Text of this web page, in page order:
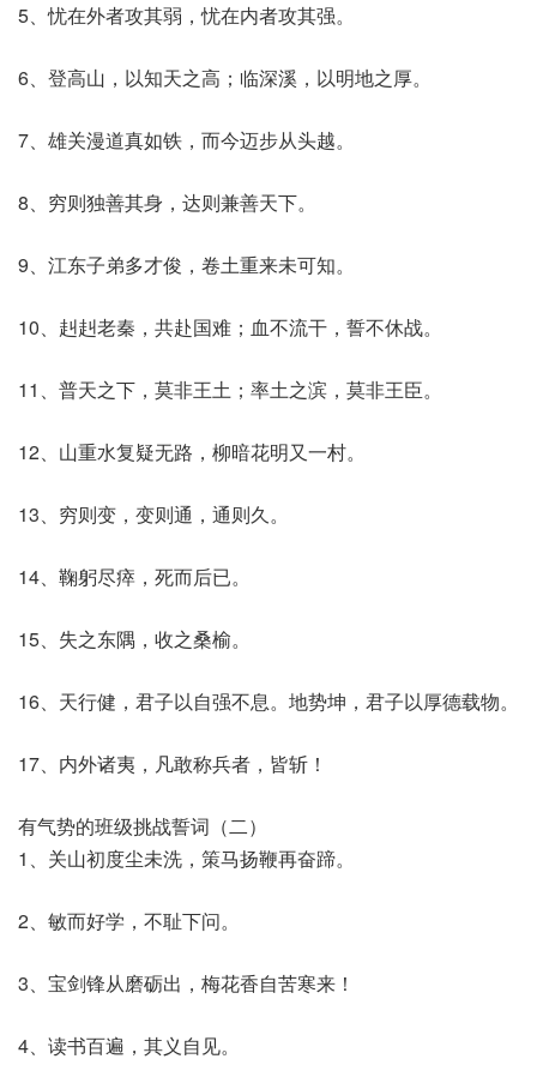
5、忧在外者攻其弱，忧在内者攻其强。
6、登高山，以知天之高；临深溪，以明地之厚。
7、雄关漫道真如铁，而今迈步从头越。
8、穷则独善其身，达则兼善天下。
9、江东子弟多才俊，卷土重来未可知。
10、赳赳老秦，共赴国难；血不流干，誓不休战。
11、普天之下，莫非王土；率土之滨，莫非王臣。
12、山重水复疑无路，柳暗花明又一村。
13、穷则变，变则通，通则久。
14、鞠躬尽瘁，死而后已。
15、失之东隅，收之桑榆。
16、天行健，君子以自强不息。地势坤，君子以厚德载物。
17、内外诸夷，凡敢称兵者，皆斩！
有气势的班级挑战誓词（二）
1、关山初度尘未洗，策马扬鞭再奋蹄。
2、敏而好学，不耻下问。
3、宝剑锋从磨砺出，梅花香自苦寒来！
4、读书百遍，其义自见。